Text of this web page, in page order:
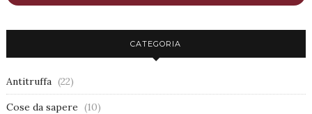
CATEGORIA
Antitruffa (22)
Cose da sapere (10)